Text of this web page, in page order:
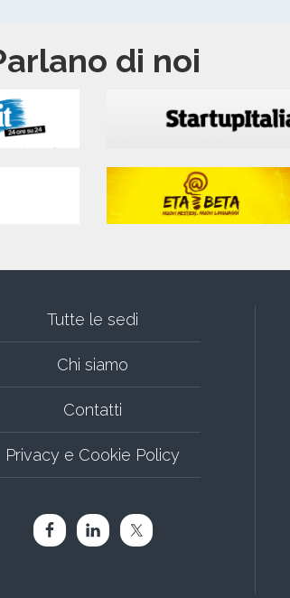
di noi
Tutte le sedi
Chi siamo
Contatti
Privacy e Cookie Policy